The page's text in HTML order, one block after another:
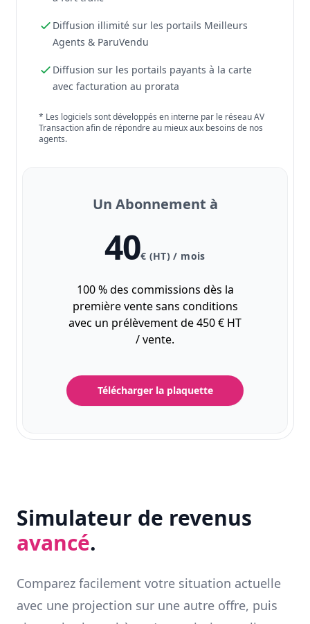
Diffusion illimité sur les portails Meilleurs
Agents & ParuVendu
Diffusion sur les portails payants à la carte
avec facturation au prorata
* Les logiciels sont développés en interne par le réseau AV
Transaction afin de répondre au mieux aux besoins de nos
agents.
Un Abonnement à
40€ (HT) / mois
100 % des commissions dès la
première vente sans conditions
avec un prélèvement de 450 € HT
/ vente.
Télécharger la plaquette
Simulateur de revenus
avancé.
Comparez facilement votre situation actuelle
avec une projection sur une autre offre, puis